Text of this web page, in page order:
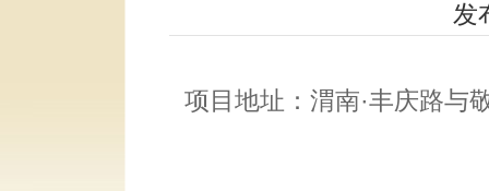
发
项目地址：渭南·丰庆路